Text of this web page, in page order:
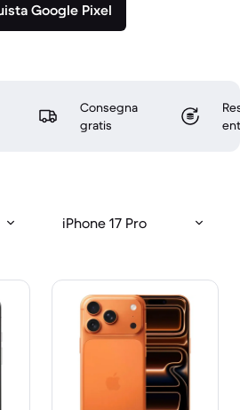
Google Pixel
Consegna
gratis
iPhone 17 Pro